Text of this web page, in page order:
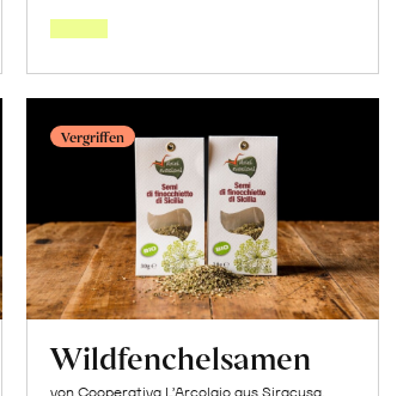
Zimt
erfahren
Vergriffen
Wildfenchelsamen
von Cooperativa L’Arcolaio aus Siracusa,